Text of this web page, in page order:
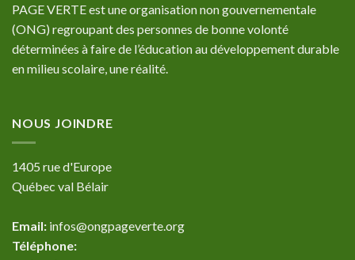
PAGE VERTE est une organisation non gouvernementale
(ONG) regroupant des personnes de bonne volonté
déterminées à faire de l’éducation au développement durable
en milieu scolaire, une réalité.
NOUS JOINDRE
1405 rue d'Europe
Québec val Bélair
Email: infos@ongpageverte.org
Téléphone: